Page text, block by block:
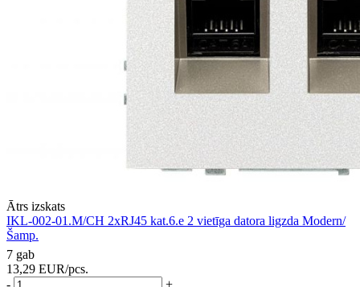
Ātrs izskats
IKL-002-01.M/CH 2xRJ45 kat.6.e 2 vietīga datora ligzda Modern/
Šamp.
7 gab
13,29 EUR/pcs.
-
+